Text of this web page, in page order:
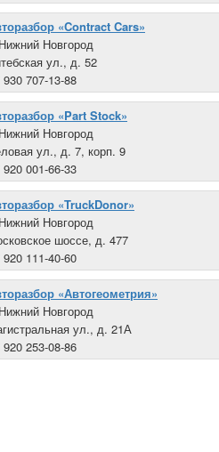
«Contract Cars»
Новгород
ул., д. 52
930 707-13-88
«Part Stock»
Новгород
ул., д. 7, корп. 9
920 001-66-33
«TruckDonor»
Новгород
шоссе, д. 477
920 111-40-60
«Автогеометрия»
Новгород
ул., д. 21А
920 253-08-86